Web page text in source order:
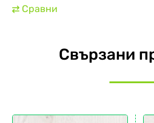
⇄ Сравни
Свързани